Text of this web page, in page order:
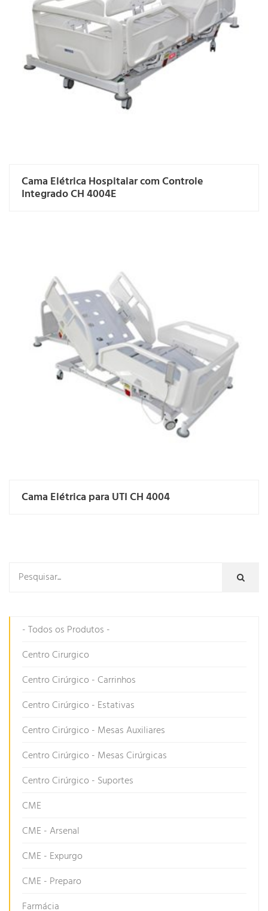
Cama Elétrica Hospitalar com Controle
Integrado CH 4004E
Cama Elétrica para UTI CH 4004
- Todos os Produtos -
Centro Cirurgico
Centro Cirúrgico - Carrinhos
Centro Cirúrgico - Estativas
Centro Cirúrgico - Mesas Auxiliares
Centro Cirúrgico - Mesas Cirúrgicas
Centro Cirúrgico - Suportes
CME
CME - Arsenal
CME - Expurgo
CME - Preparo
Farmácia